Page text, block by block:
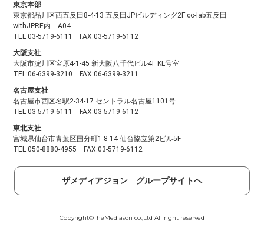
東京本部
東京都品川区西五反田8-4-13 五反田JPビルディング2F co-lab五反田
withJPRE内 A04
TEL:03-5719-6111 FAX:03-5719-6112
大阪支社
大阪市淀川区宮原4-1-45 新大阪八千代ビル4F KL号室
TEL:06-6399-3210 FAX:06-6399-3211
名古屋支社
名古屋市西区名駅2-34-17 セントラル名古屋1101号
TEL:03-5719-6111 FAX:03-5719-6112
東北支社
宮城県仙台市青葉区国分町1-8-14 仙台協立第2ビル5F
TEL:050-8880-4955 FAX:03-5719-6112
ザメディアジョン グループサイトへ
Copyright©TheMediason co.,Ltd All right reserved